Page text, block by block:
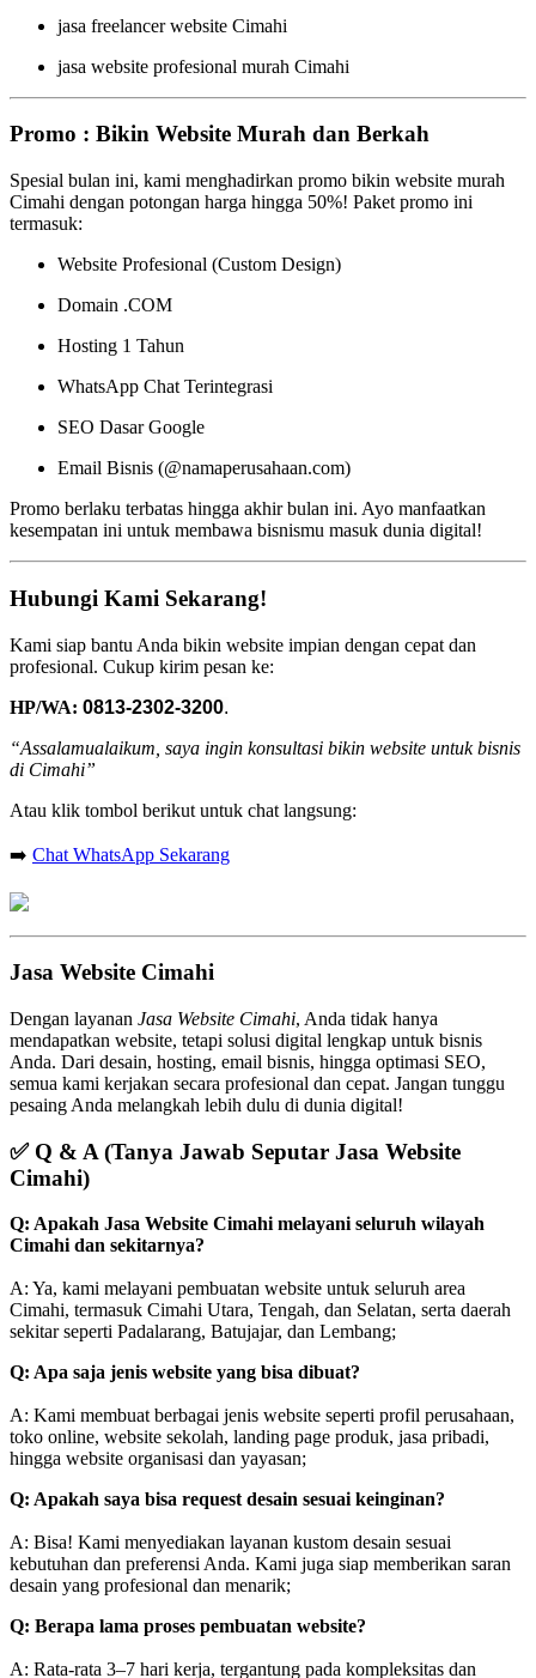
jasa freelancer website Cimahi
jasa website profesional murah Cimahi
Promo : Bikin Website Murah dan Berkah
Spesial bulan ini, kami menghadirkan promo bikin website murah
Cimahi dengan potongan harga hingga 50%! Paket promo ini
termasuk:
Website Profesional (Custom Design)
Domain .COM
Hosting 1 Tahun
WhatsApp Chat Terintegrasi
SEO Dasar Google
Email Bisnis (@namaperusahaan.com)
Promo berlaku terbatas hingga akhir bulan ini. Ayo manfaatkan
kesempatan ini untuk membawa bisnismu masuk dunia digital!
Hubungi Kami Sekarang!
Kami siap bantu Anda bikin website impian dengan cepat dan
profesional. Cukup kirim pesan ke:
HP/WA: 0813-2302-3200.
“Assalamualaikum, saya ingin konsultasi bikin website untuk bisnis
di Cimahi”
Atau klik tombol berikut untuk chat langsung:
➡️ Chat WhatsApp Sekarang
Jasa Website Cimahi
Dengan layanan Jasa Website Cimahi, Anda tidak hanya
mendapatkan website, tetapi solusi digital lengkap untuk bisnis
Anda. Dari desain, hosting, email bisnis, hingga optimasi SEO,
semua kami kerjakan secara profesional dan cepat. Jangan tunggu
pesaing Anda melangkah lebih dulu di dunia digital!
✅ Q & A (Tanya Jawab Seputar Jasa Website
Cimahi)
Q: Apakah Jasa Website Cimahi melayani seluruh wilayah
Cimahi dan sekitarnya?
A: Ya, kami melayani pembuatan website untuk seluruh area
Cimahi, termasuk Cimahi Utara, Tengah, dan Selatan, serta daerah
sekitar seperti Padalarang, Batujajar, dan Lembang;
Q: Apa saja jenis website yang bisa dibuat?
A: Kami membuat berbagai jenis website seperti profil perusahaan,
toko online, website sekolah, landing page produk, jasa pribadi,
hingga website organisasi dan yayasan;
Q: Apakah saya bisa request desain sesuai keinginan?
A: Bisa! Kami menyediakan layanan kustom desain sesuai
kebutuhan dan preferensi Anda. Kami juga siap memberikan saran
desain yang profesional dan menarik;
Q: Berapa lama proses pembuatan website?
A: Rata-rata 3–7 hari kerja, tergantung pada kompleksitas dan